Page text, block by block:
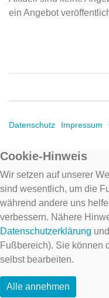
ein Angebot
Datenschutz Impressum
Cookie-Hinweis
Wir setzen auf unserer
sind wesentlich, um die
während andere uns
verbessern. Nähere
Datenschutzerklärung
Fußbereich). Sie können
selbst bearbeiten.
Alle annehmen